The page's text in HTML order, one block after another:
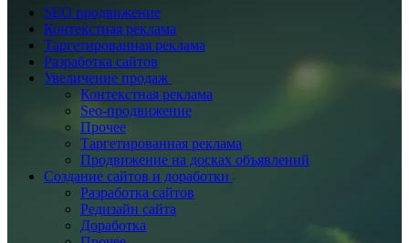
SEO продвижение
Контекстная реклама
Таргетированная реклама
Разработка сайтов
Увеличение продаж
Контекстная реклама
Seo-продвижение
Прочее
Таргетированная реклама
Продвижение на досках объявлений
Создание сайтов и доработки
Разработка сайтов
Редизайн сайта
Доработка